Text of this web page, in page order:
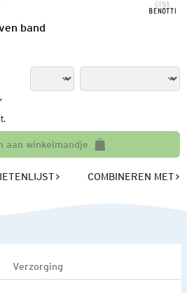
band
aan winkelmandje
COMBINEREN MET
Verzorging